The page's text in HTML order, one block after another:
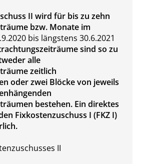
II wird für bis zu zehn
bzw. Monate im
bis längstens 30.6.2021
sind so zu
alle
zeitlich
oder zwei Blöcke von jeweils
bestehen. Ein direktes
Fixkostenzuschuss I (FKZ I)
II